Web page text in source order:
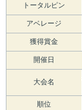
トータルピン
アベレージ
獲得賞金
開催日
大会名
順位